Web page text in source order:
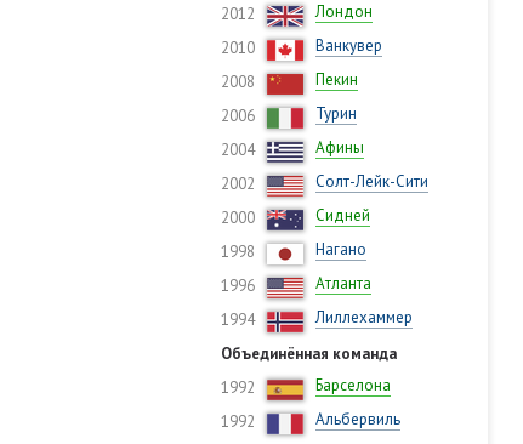
2012
Лондон
2010
Ванкувер
2008
Пекин
2006
Турин
2004
Афины
2002
Солт-Лейк-Сити
2000
Сидней
1998
Нагано
1996
Атланта
1994
Лиллехаммер
Объединённая команда
1992
Барселона
1992
Альбервиль